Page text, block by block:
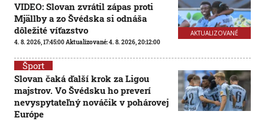
AKTUALIZOVANÉ
VIDEO: Slovan zvrátil zápas proti
Mjällby a zo Švédska si odnáša
dôležité víťazstvo
4. 8. 2026, 17:45:00Aktualizované:4. 8. 2026, 20:12:00
Šport
Slovan čaká ďalší krok za Ligou
majstrov. Vo Švédsku ho preverí
nevyspytateľný nováčik v pohárovej
Európe